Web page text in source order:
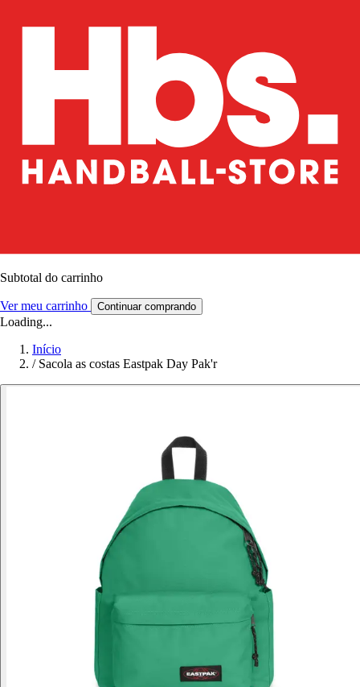
Subtotal do carrinho
Ver meu carrinho Continuar comprando
Loading...
Início
/ Sacola as costas Eastpak Day Pak'r